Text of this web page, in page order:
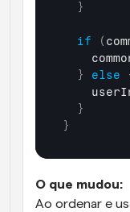
}
if (
}
else
}
}
O que mudou:
Ao ordenar e